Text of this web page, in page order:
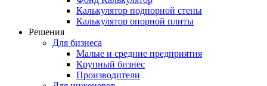
Калькулятор подпорной стены
Калькулятор опорной плиты
Решения
Для бизнеса
Малые и средние предприятия
Крупный бизнес
Производители